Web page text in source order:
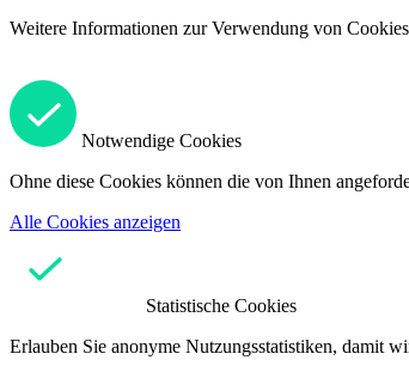
Weitere Informationen zur Verwendung von
Notwendige Cookies
Ohne diese Cookies können die von Ihnen
Alle Cookies anzeigen
Statistische Cookies
Erlauben Sie anonyme Nutzungsstatistiken, damit